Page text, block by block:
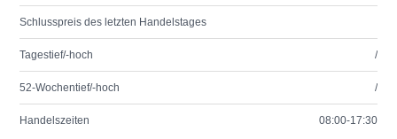
Schlusspreis des letzten Handelstages
Tagestief/-hoch /
52-Wochentief/-hoch /
Handelszeiten 08:00-17:30